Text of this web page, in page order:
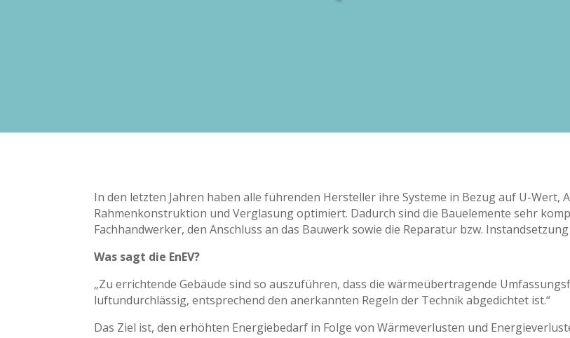
In den letzten Jahren haben alle führenden Hersteller ihre Systeme in Bezug auf U-Wert,
Rahmenkonstruktion und Verglasung optimiert. Dadurch sind die Bauelemente sehr
Fachhandwerker, den Anschluss an das Bauwerk sowie die Reparatur bzw.
Was sagt die EnEV?
„Zu errichtende Gebäude sind so auszuführen, dass die wärmeübertragende
luftundurchlässig, entsprechend den anerkannten Regeln der Technik abgedichtet ist.“
Das Ziel ist, den erhöhten Energiebedarf in Folge von Wärmeverlusten und